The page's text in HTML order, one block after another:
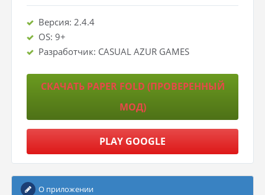
Версия: 2.4.4
OS: 9+
Разработчик: CASUAL AZUR GAMES
СКАЧАТЬ PAPER FOLD (ПРОВЕРЕННЫЙ
МОД)
PLAY GOOGLE
О приложении